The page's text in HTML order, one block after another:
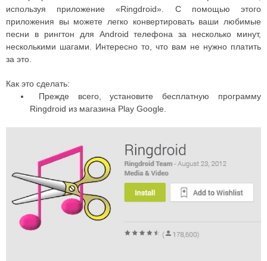
используя приложение «Ringdroid». С помощью этого
приложения вы можете легко конвертировать ваши любимые
песни в рингтон для Android телефона за несколько минут,
несколькими шагами. Интересно то, что вам не нужно платить
за это.
Как это сделать:
Прежде всего, установите бесплатную программу
Ringdroid из магазина Play Google.